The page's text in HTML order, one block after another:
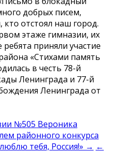
добрых писем,
отстоял наш город.
этаже гимназии, их
приняли участие
«Стихами память
в честь 78-й
Ленинграда и 77-й
Ленинграда от
№505 Вероника
районного конкурса
тебя, Россия!» → ←